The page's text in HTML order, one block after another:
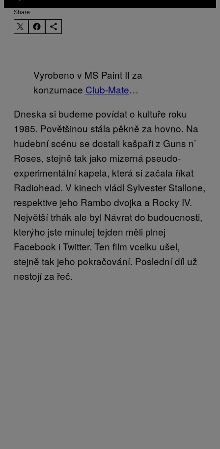
Share:
Vyrobeno v MS Paint II za
konzumace Club-Mate…
Dneska si budeme povídat o kultuře roku
1985. Povětšinou stála pěkně za hovno. Na
hudební scénu se dostali kašpaři z Guns n’
Roses, stejně tak jako mizerná pseudo-
experimentální kapela, která si začala říkat
Radiohead. V kinech vládl Sylvester Stallone,
respektive jeho Rambo dvojka a Rocky IV.
Největší trhák ale byl Návrat do budoucnosti,
kterýho jste minulej tejden měli plnej
Facebook i Twitter. Ten film vcelku ušel,
stejně tak jeho pokračování. Poslední díl už
nestojí za řeč.